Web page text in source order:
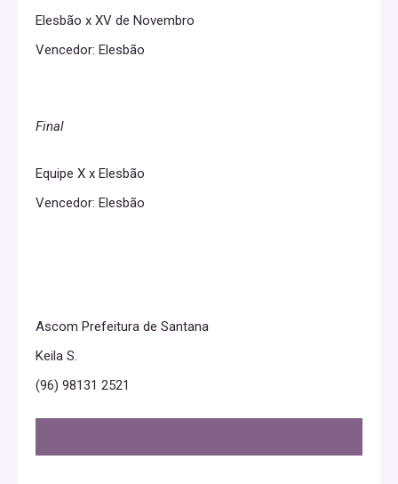
Elesbão x XV de Novembro
Vencedor: Elesbão
Final
Equipe X x Elesbão
Vencedor: Elesbão
Ascom Prefeitura de Santana
Keila S.
(96) 98131 2521